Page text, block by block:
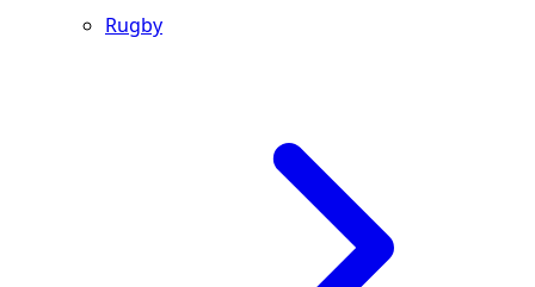
Rugby